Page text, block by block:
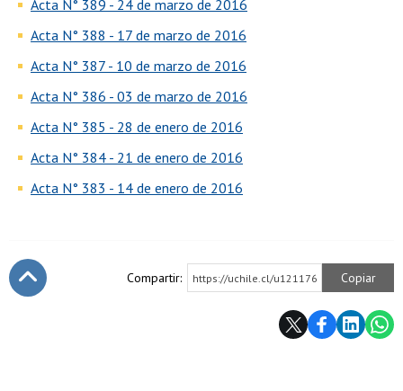
Acta N° 389 - 24 de marzo de 2016
Acta N° 388 - 17 de marzo de 2016
Acta N° 387 - 10 de marzo de 2016
Acta N° 386 - 03 de marzo de 2016
Acta N° 385 - 28 de enero de 2016
Acta N° 384 - 21 de enero de 2016
Acta N° 383 - 14 de enero de 2016
Compartir: https://uchile.cl/u121176 Copiar